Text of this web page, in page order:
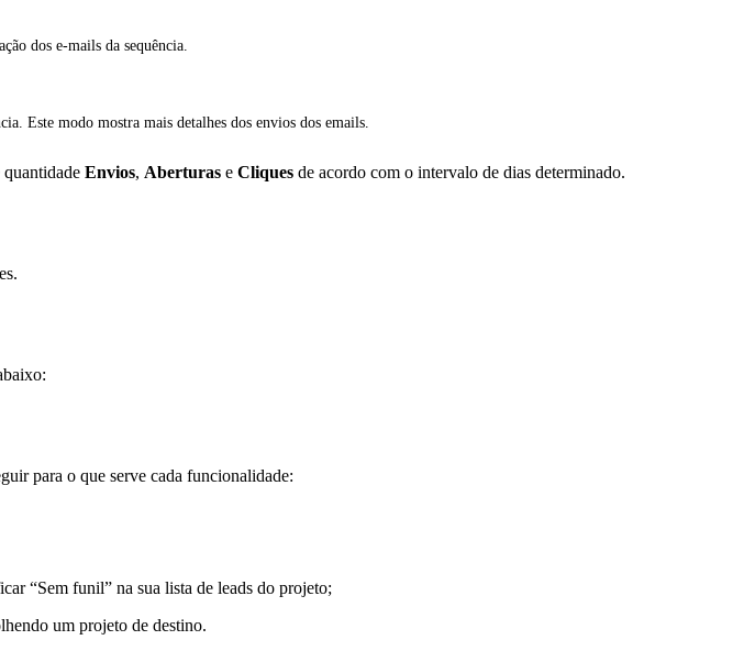
dos e-mails da sequência.
Este modo mostra mais detalhes dos envios dos emails.
Envios, Aberturas e Cliques de acordo com o intervalo de dias determinado.
para o que serve cada funcionalidade:
“Sem funil” na sua lista de leads do projeto;
um projeto de destino.